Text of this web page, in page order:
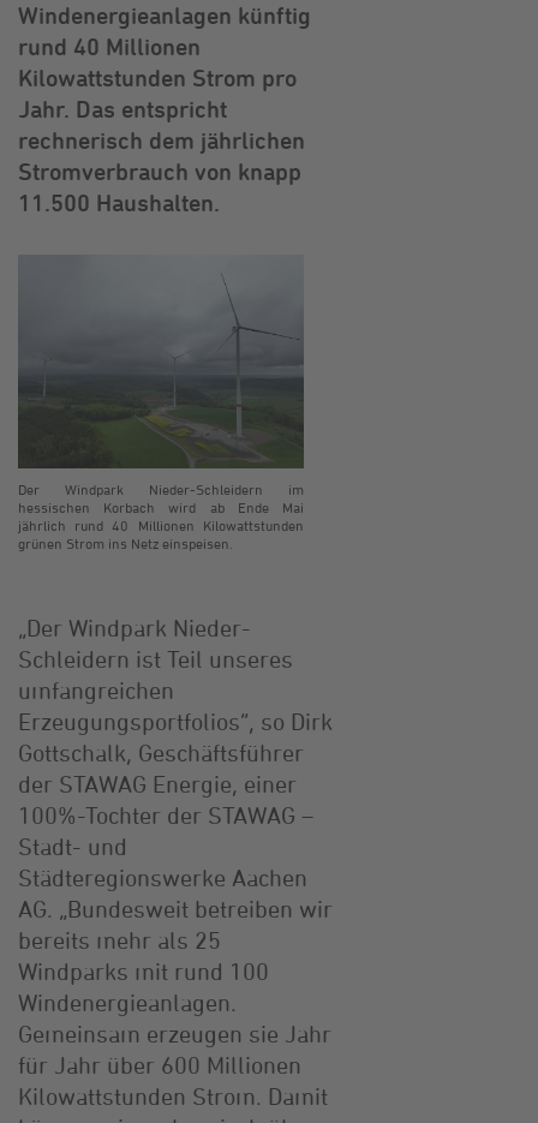
Windenergieanlagen künftig
rund 40 Millionen
Kilowattstunden Strom pro
Jahr. Das entspricht
rechnerisch dem jährlichen
Stromverbrauch von knapp
11.500 Haushalten.
Der Windpark Nieder-Schleidern im
hessischen Korbach wird ab Ende Mai
jährlich rund 40 Millionen Kilowattstunden
grünen Strom ins Netz einspeisen.
„Der Windpark Nieder-
Schleidern ist Teil unseres
umfangreichen
Erzeugungsportfolios“, so Dirk
Gottschalk, Geschäftsführer
der STAWAG Energie, einer
100%-Tochter der STAWAG –
Stadt- und
Städteregionswerke Aachen
AG. „Bundesweit betreiben wir
bereits mehr als 25
Windparks mit rund 100
Windenergieanlagen.
Gemeinsam erzeugen sie Jahr
für Jahr über 600 Millionen
Kilowattstunden Strom. Damit